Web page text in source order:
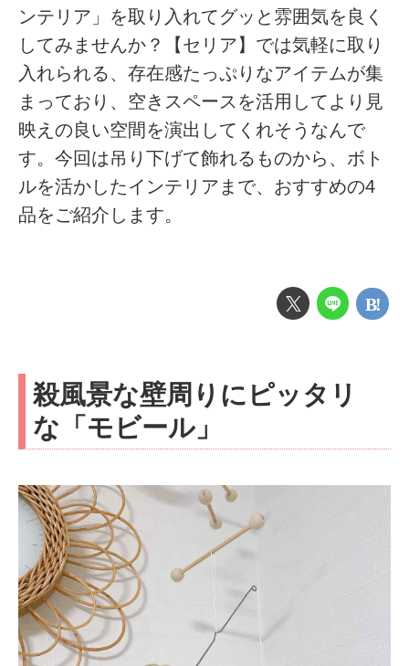
ンテリア」を取り入れてグッと雰囲気を良く
してみませんか？【セリア】では気軽に取り
入れられる、存在感たっぷりなアイテムが集
まっており、空きスペースを活用してより見
映えの良い空間を演出してくれそうなんで
す。今回は吊り下げて飾れるものから、ボト
ルを活かしたインテリアまで、おすすめの4
品をご紹介します。
殺風景な壁周りにピッタリ
な「モビール」